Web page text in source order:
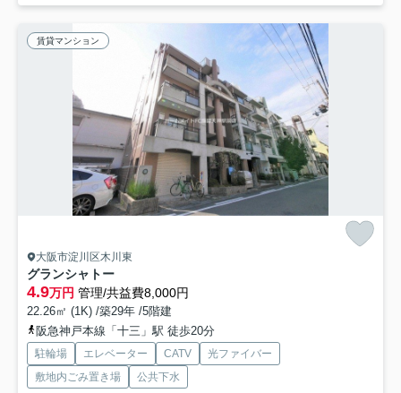
賃貸マンション
大阪市淀川区木川東
グランシャトー
4.9万円 管理/共益費8,000円
22.26㎡ (1K) /築29年 /5階建
阪急神戸本線「十三」駅 徒歩20分
駐輪場 エレベーター CATV
光ファイバー
敷地内ごみ置き場
公共下水